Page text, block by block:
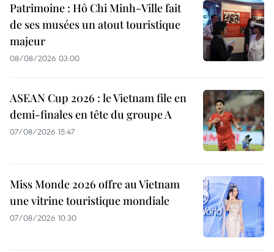
Patrimoine : Hô Chi Minh-Ville fait
de ses musées un atout touristique
majeur
08/08/2026 03:00
ASEAN Cup 2026 : le Vietnam file en
demi-finales en tête du groupe A
07/08/2026 15:47
Miss Monde 2026 offre au Vietnam
une vitrine touristique mondiale
07/08/2026 10:30